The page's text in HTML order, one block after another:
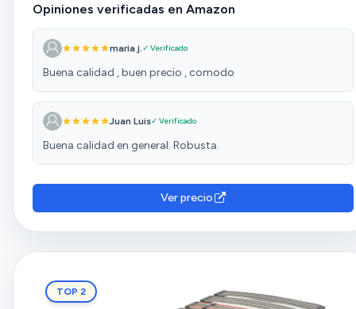
Opiniones verificadas en Amazon
maria j. ✓ Verificado
Buena calidad , buen precio , comodo
Juan Luis✓ Verificado
Buena calidad en general. Robusta.
Ver precio
TOP 2